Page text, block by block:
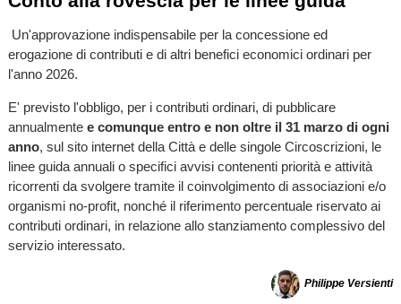
Un'approvazione indispensabile per la concessione ed
erogazione di contributi e di altri benefici economici ordinari per
l'anno 2026.
E' previsto l'obbligo, per i contributi ordinari, di pubblicare
annualmente e comunque entro e non oltre il 31 marzo di ogni
anno, sul sito internet della Città e delle singole Circoscrizioni, le
linee guida annuali o specifici avvisi contenenti priorità e attività
ricorrenti da svolgere tramite il coinvolgimento di associazioni e/o
organismi no-profit, nonché il riferimento percentuale riservato ai
contributi ordinari, in relazione allo stanziamento complessivo del
servizio interessato.
Philippe Versienti